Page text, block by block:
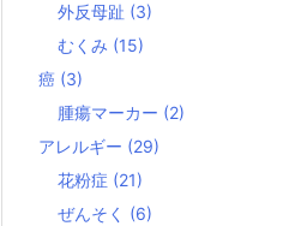
外反母趾 (3)
むくみ (15)
癌 (3)
腫瘍マーカー (2)
アレルギー (29)
花粉症 (21)
ぜんそく (6)